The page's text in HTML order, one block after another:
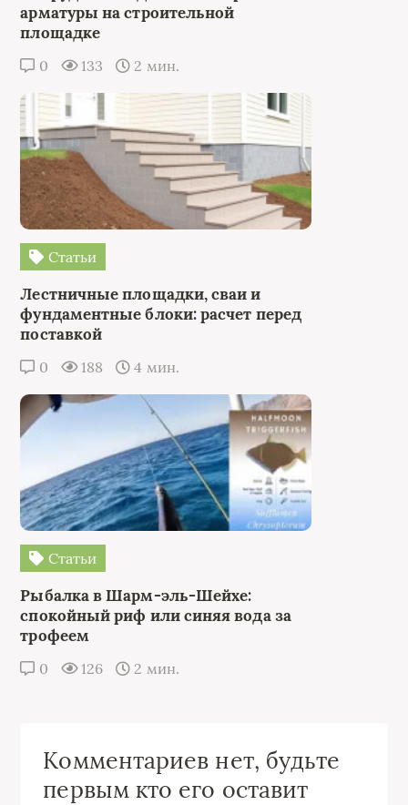
арматуры на строительной
площадке
0 133 2 мин.
Статьи
Лестничные площадки, сваи и
фундаментные блоки: расчет перед
поставкой
0 188 4 мин.
Статьи
Рыбалка в Шарм-эль-Шейхе:
спокойный риф или синяя вода за
трофеем
0 126 2 мин.
Комментариев нет, будьте
первым кто его оставит